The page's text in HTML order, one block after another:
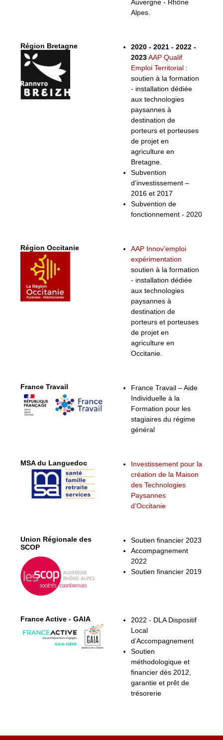
Auvergne - Rhône
Alpes.
Région Bretagne
2020 - 2021 - 2022 -
2023 AAP Qualif
Emploi Territorial :
soutien à la formation
- installation dédiée
aux technologies
paysannes à
destination de
porteurs et porteuses
de projet en
agriculture en
Bretagne.
Subvention
d’investissement –
2016 et 2017
Subvention de
fonctionnement - 2020
Région Occitanie
AAP Innov’emploi
expérimentation
soutien à la formation
- installation dédiée
aux technologies
paysannes à
destination de
porteurs et porteuses
de projet en
agriculture en
Occitanie.
France Travail
France Travail – Aide
Individuelle à la
Formation pour les
stagiaires du régime
général
MSA du Languedoc
Investissement pour la
création de la Maison
des Technologies
Paysannes
d’Occitanie
Union Régionale des
SCOP
Soutien financier 2023
Accompagnement
2022
Soutien financier 2019
France Active - GAIA
2022 - DLA Dispositif
Local
d’Accompagnement
Soutien
méthodologique et
financier dès 2012,
garantie et prêt de
trésorerie